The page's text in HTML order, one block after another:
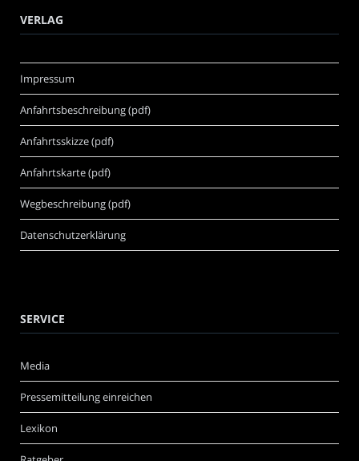
VERLAG
Impressum
Anfahrtsbeschreibung (pdf)
Anfahrtsskizze (pdf)
Anfahrtskarte (pdf)
Wegbeschreibung (pdf)
Datenschutzerklärung
SERVICE
Media
Pressemitteilung einreichen
Lexikon